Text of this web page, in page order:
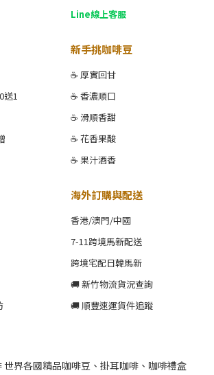
Line線上客服
送1
新手挑咖啡豆
☕ 厚實回甘
☕ 香濃順口
☕ 滑順香甜
☕ 花香果酸
☕ 果汁酒香
海外訂購與配送
香港/澳門/中國
7-11跨境馬新配送
跨境宅配日韓馬新
🚚 新竹物流貨況查詢
🚚 順豐速運貨件追蹤
世界各國精品咖啡豆、掛耳咖啡、咖啡禮盒